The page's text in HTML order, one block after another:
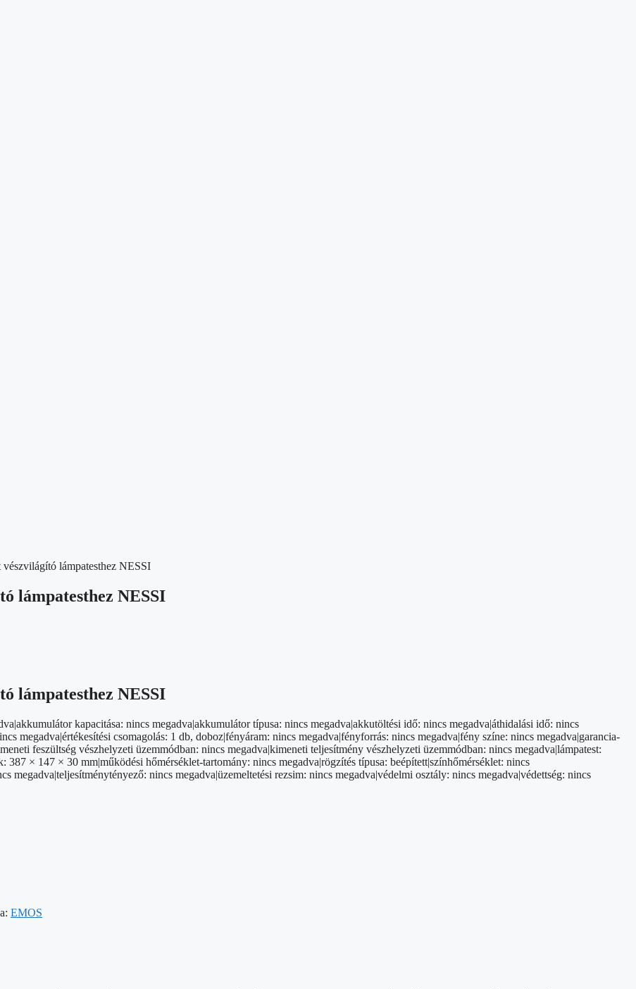
lámpatesthez NESSI
lámpatesthez NESSI
lámpatesthez NESSI
kapacitása: nincs megadva|akkumulátor típusa: nincs megadva|akkutöltési idő: nincs megadva|áthidalási idő: nincs
megadva|értékesítési csomagolás: 1 db, doboz|fényáram: nincs megadva|fényforrás: nincs megadva|fény színe: nincs megadva|garancia-
feszültség vészhelyzeti üzemmódban: nincs megadva|kimeneti teljesítmény vészhelyzeti üzemmódban: nincs megadva|lámpatest:
387 × 147 × 30 mm|működési hőmérséklet-tartomány: nincs megadva|rögzítés típusa: beépített|színhőmérséklet: nincs
megadva|teljesítménytényező: nincs megadva|üzemeltetési rezsim: nincs megadva|védelmi osztály: nincs megadva|védettség: nincs
EMOS